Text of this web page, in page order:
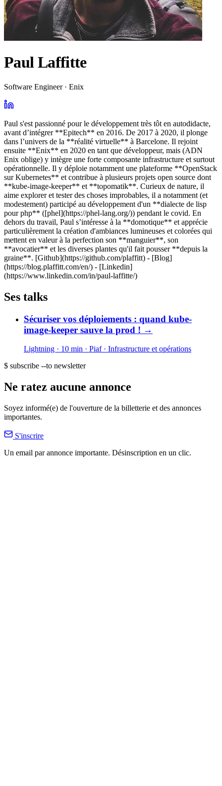
Paul Laffitte
Software Engineer · Enix
Paul s'est passionné pour le développement très tôt en autodidacte,
avant d’intégrer **Epitech** en 2016. De 2017 à 2020, il plonge
dans l’univers de la **réalité virtuelle** à Barcelone. Il rejoint
ensuite **Enix** en 2020 en tant que développeur, mais (ADN
Enix oblige) y intègre une forte composante infrastructure et surtout
opérationnelle. Il y déploie notamment une plateforme **OpenStack
sur Kubernetes** et contribue à plusieurs projets open source dont
**kube-image-keeper** et **topomatik**. Curieux de nature, il
aime explorer et tester des choses improbables, il a notamment (et
modestement) participé au développement d'un **dialecte de lisp
pour php** ([phel](https://phel-lang.org/)) pendant le covid. En
dehors du travail, Paul s’intéresse à la **domotique** et apprécie
particulièrement la création d'ambiances lumineuses et colorées qui
mettent en valeur à la perfection son **manguier**, son
**avocatier** et les diverses plantes qu'il fait pousser **depuis la
graine**. [Github](https://github.com/plaffitt) - [Blog]
(https://blog.plaffitt.com/en/) - [Linkedin]
(https://www.linkedin.com/in/paul-laffitte/)
Ses talks
Sécuriser vos déploiements : quand kube-
image-keeper sauve la prod ! →
Lightning · 10 min · Piaf · Infrastructure et opérations
$ subscribe --to newsletter
Ne ratez aucune annonce
Soyez informé(e) de l'ouverture de la billetterie et des annonces
importantes.
S'inscrire
Un email par annonce importante. Désinscription en un clic.